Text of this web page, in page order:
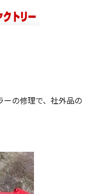
ーの修理で、社外品の